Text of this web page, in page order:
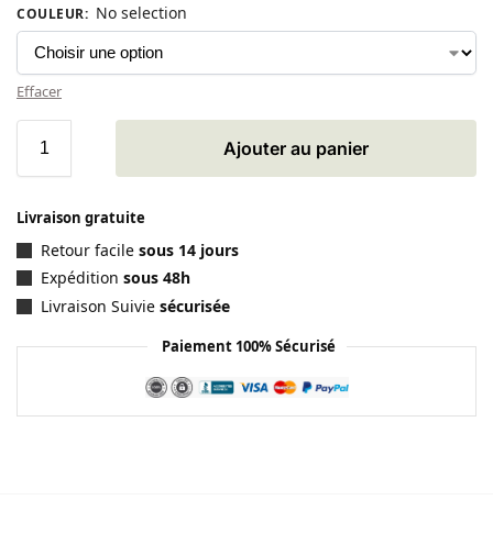
COULEUR: No selection
Effacer
Ajouter au panier
Livraison gratuite
Retour facile sous 14 jours
Expédition sous 48h
Livraison Suivie sécurisée
Paiement 100% Sécurisé